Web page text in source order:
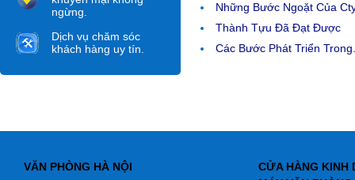
ngừng.
Dịch vụ chăm sóc
khách hàng uy tín.
Những Bước Ngoặt Của
Thành Tựu Đã Đạt Được
Các Bước Phát Triển
VĂN PHÒNG HÀ NỘI
CỬA HÀNG KINH